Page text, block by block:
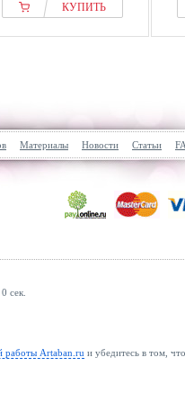
КУПИТЬ
Материалы Новости Статьи
сек.
работы Artaban.ru и убедитесь в том,